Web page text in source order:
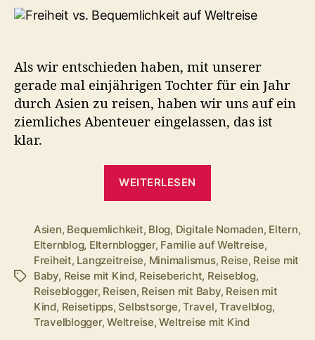
auf
vs.
Bequemlichkeit?
Als wir entschieden haben, mit unserer
gerade mal einjährigen Tochter für ein Jahr
durch Asien zu reisen, haben wir uns auf ein
ziemliches Abenteuer eingelassen, das ist
klar.
WEITERLESEN
Langzeitreise
–
Freiheit
vs.
Schlagwörter
Asien, Bequemlichkeit, Blog, Digitale Nomaden, Eltern,
Elternblog, Elternblogger, Familie auf Weltreise,
Freiheit, Langzeitreise, Minimalismus, Reise, Reise mit
Baby, Reise mit Kind, Reisebericht, Reiseblog,
Reiseblogger, Reisen, Reisen mit Baby, Reisen mit
Kind, Reisetipps, Selbstsorge,Travel,Travelblog,
Travelblogger,Weltreise,Weltreise mit Kind